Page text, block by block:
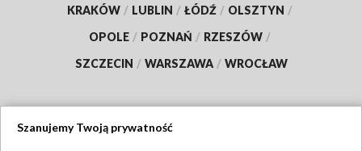
KRAKÓW / LUBLIN / ŁÓDŹ / OLSZTYN /
OPOLE / POZNAŃ / RZESZÓW /
SZCZECIN / WARSZAWA / WROCŁAW
Szanujemy Twoją prywatność